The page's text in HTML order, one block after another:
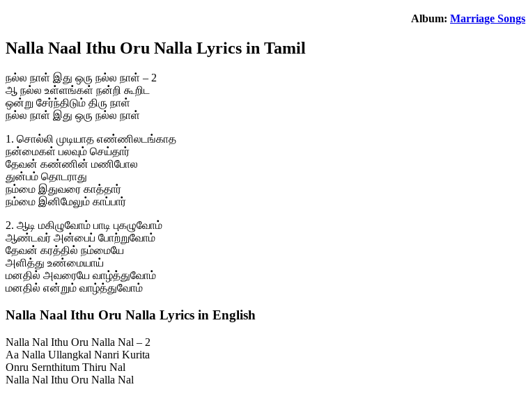
Album: Marriage Songs
Nalla Naal Ithu Oru Nalla Lyrics in Tamil
நல்ல நாள் இது ஒரு நல்ல நாள் – 2
ஆ நல்ல உள்ளங்கள் நன்றி கூறிட
ஒன்று சேர்ந்திடும் திரு நாள்
நல்ல நாள் இது ஒரு நல்ல நாள்
1. சொல்லி முடியாத எண்ணிலடங்காத
நன்மைகள் பலவும் செய்தார்
தேவன் கண்ணின் மணிபோல
துன்பம் தொடராது
நம்மை இதுவரை காத்தார்
நம்மை இனிமேலும் காப்பார்
2. ஆடி மகிழுவோம் பாடி புகழுவோம்
ஆண்டவர் அன்பைப் போற்றுவோம்
தேவன் கரத்தில் நம்மையே
அளித்து உண்மையாய்
மனதில் அவரையே வாழ்த்துவோம்
மனதில் என்றும் வாழ்த்துவோம்
Nalla Naal Ithu Oru Nalla Lyrics in English
Nalla Nal Ithu Oru Nalla Nal – 2
Aa Nalla Ullangkal Nanri Kurita
Onru Sernthitum Thiru Nal
Nalla Nal Ithu Oru Nalla Nal